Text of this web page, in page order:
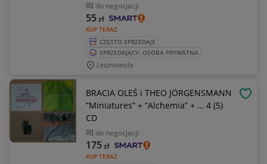
do negocjacji
KUP TERAZ
55zł
CZĘSTO SPRZEDAJE
SPRZEDAJĄCY: OSOBA PRYWATNA
Lesznowola
BRACIA OLEŚ i THEO JÖRGENSMANN
”Miniatures” + ”Alchemia” + … 4 (5)
CD
do negocjacji
KUP TERAZ
175zł